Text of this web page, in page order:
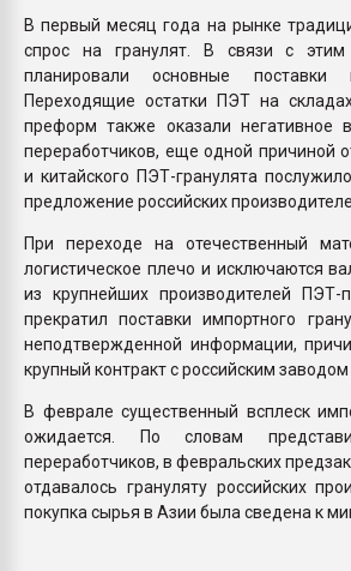
В первый месяц года на рынке
спрос на гранулят. В связи с этим
планировали основные
Переходящие остатки ПЭТ на
преформ также оказали негативное
переработчиков, еще одной причиной
и китайского ПЭТ-гранулята
предложение российских
При переходе на отечественный
логистическое плечо и исключаются
из крупнейших производителей ПЭТ-
прекратил поставки импортного
неподтвержденной информации,
крупный контракт с российским
В феврале существенный всплеск
ожидается. По словам
переработчиков, в февральских
отдавалось грануляту российских
покупка сырья в Азии была сведена к